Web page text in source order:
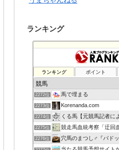
ランキング
ランキング ポイント
2272位 馬で埋まる
2273位 Korenanda.com
2274位 くる馬【元競馬記者に
2275位 競走馬血統考察「迂回血ラ
2276位 穴馬のまつし♂『パド